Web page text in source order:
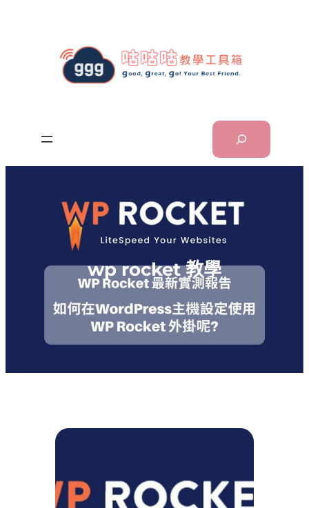
Search
wp rocket 教學